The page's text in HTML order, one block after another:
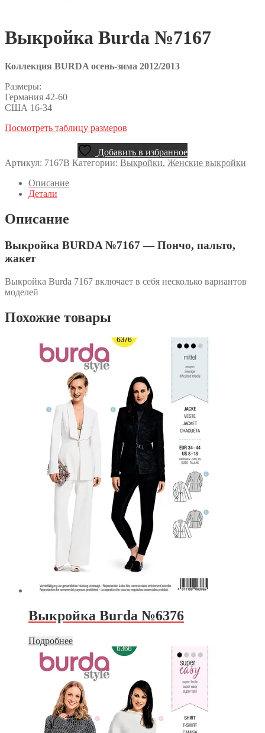
Выкройка Burda №7167
Коллекция BURDA осень-зима 2012/2013
Размеры:
Германия 42-60
США 16-34
Посмотреть таблицу размеров
Добавить в избранное
Артикул: 7167B Категории: Выкройки, Женские выкройки
Описание
Детали
Описание
Выкройка BURDA №7167 — Пончо, пальто,
жакет
Выкройка Burda 7167 включает в себя несколько вариантов
моделей
Похожие товары
Выкройка Burda №6376
Подробнее